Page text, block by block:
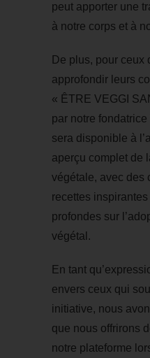
peut apporter une
à notre corps et à
De plus, pour ceux
approfondir leurs
« ÊTRE VEGGI
par notre
sera disponible à
aperçu complet de
végétale, avec des
recettes
profondes sur
végétal.
En tant
envers ceux qui
initiative, nous
que nous offrirons
notre plateforme